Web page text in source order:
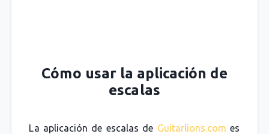
Cómo usar la aplicación de
escalas
La aplicación de escalas de Guitarlions.com es